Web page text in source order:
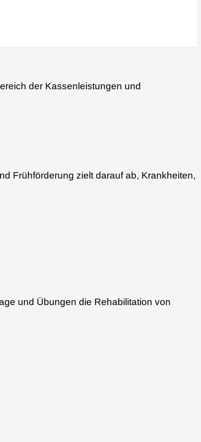
der Kassenleistungen und
Frühförderung zielt darauf ab, Krankheiten,
und Übungen die Rehabilitation von